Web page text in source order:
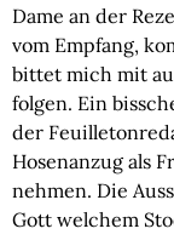
Dame an der
vom Empfang,
bittet mich mit
folgen. Ein
der
Hosenanzug als
nehmen. Die
Gott welchem